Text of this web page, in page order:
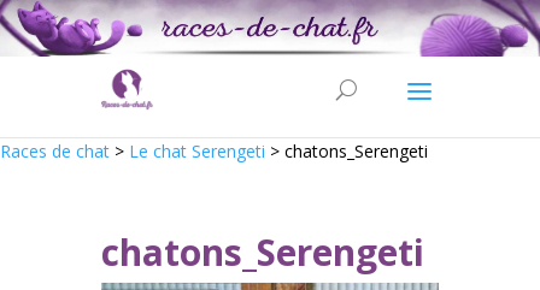
Races de chat > Le chat Serengeti > chatons_Serengeti
chatons_Serengeti